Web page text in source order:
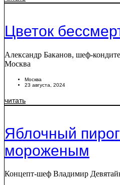
Цветок
Александр Баканов, шеф-
Москва
Москва
23 августа, 2024
читать
Яблочный
мороженым
Концепт-шеф Владимир